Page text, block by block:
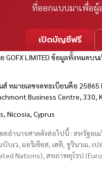
ที่ออกแบบมาเพื่อผู้
เปิดบัญชีฟรี
GOFX LIMITED ข้อมูลทั้งหม
หมายเลขจดทะเบียนคือ
Business Centre,
Nicosia, Cyprus
อำนาจศาลดังต่อไปนี้ : สหรัฐ
บเว, มอริเชียส, เฮติ, ซูรินาเม
Nations), สหภาพยุโรป